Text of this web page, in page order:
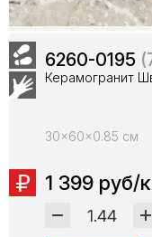
6260-0195
Керамогранит
30x60x0.85 см
1 399 руб/